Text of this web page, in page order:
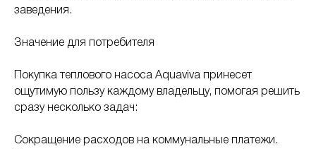
заведения.
Значение для потребителя
Покупка теплового насоса Aquaviva принесет
ощутимую пользу каждому владельцу, помогая решить
сразу несколько задач:
Сокращение расходов на коммунальные платежи.